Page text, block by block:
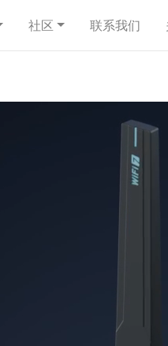
社区 联系我们